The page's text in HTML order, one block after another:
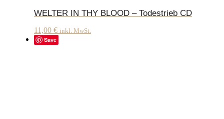
WELTER IN THY BLOOD – Todestrieb CD
11,00 € inkl. MwSt.
Save